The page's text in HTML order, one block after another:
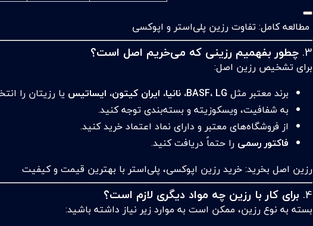
مطالعه کامل:تفاوت رزین پلی‌استر و اپوکسی
3. چطور بفهمیم رزینی که می‌خریم اصل است؟
برای تشخیص رزین اصل:
برند معتبر مثل BASF، LG، نانیا، ایران کیتون، ایساتیس
یا رزیتان را
به شفافیت، ویسکوزیته و بسته‌بندی توجه کنید.
از فروشگاه‌های معتبر و دارای نماد اعتماد خرید کنید.
فاکتور رسمی را حتماً دریافت کنید.
رزین اصل بخرید:خرید رزین اپوکسی، پلی‌استر با بهترین قیمت و کیفیت
4. برای کار با رزین چه مواد دیگری لازم است؟
بسته به نوع رزین، ممکن است به موارد زیر نیاز داشته باشید: